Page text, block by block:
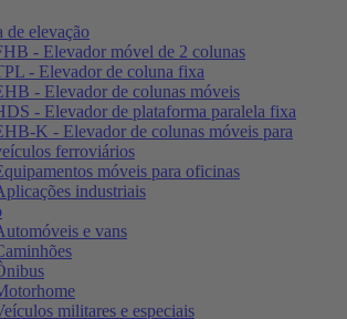
de elevação
- Elevador móvel de 2 colunas
- Elevador de coluna fixa
- Elevador de colunas móveis
- Elevador de plataforma paralela fixa
K - Elevador de colunas móveis para
ferroviários
móveis para oficinas
industriais
e vans
militares e especiais